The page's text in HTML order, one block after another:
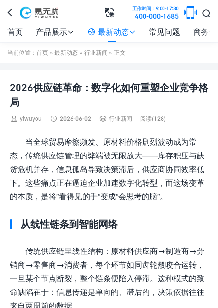
 
工作时间：9:00-17:30
400-000-1685 

首页 产品展示  最新动态 常见问题 商务
当前位置： 首页 » 最新动态 » 行业新闻 » 正文
2026供应链革命：数字化如何重塑企业竞争格
局
 yiwuyou  2026-06-02  行业新闻 阅读(128)
当全球贸易摩擦频发、原材料价格剧烈波动成为常
态，传统供应链管理的弊端被无限放大——库存积压与缺
货危机并存，信息孤岛导致决策滞后，供应商协同效率低
下。这些痛点正在逼迫企业加速数字化转型，而这场变革
的本质，是将”看得见的手”变成”会思考的脑”。
从线性链条到智能网络
传统供应链呈线性结构：原材料供应商→制造商→分
销商→零售商→消费者，每个环节如同齿轮般咬合运转，
一旦某个节点断裂，整个链条便陷入停滞。这种模式的致
命缺陷在于：信息传递是单向的、滞后的，决策依据往往
来自两周前的数据。